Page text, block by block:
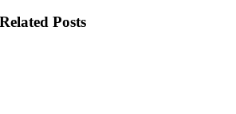
Related Posts